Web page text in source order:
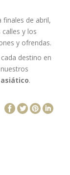
finales de abril,
y los
y ofrendas.
destino en
.